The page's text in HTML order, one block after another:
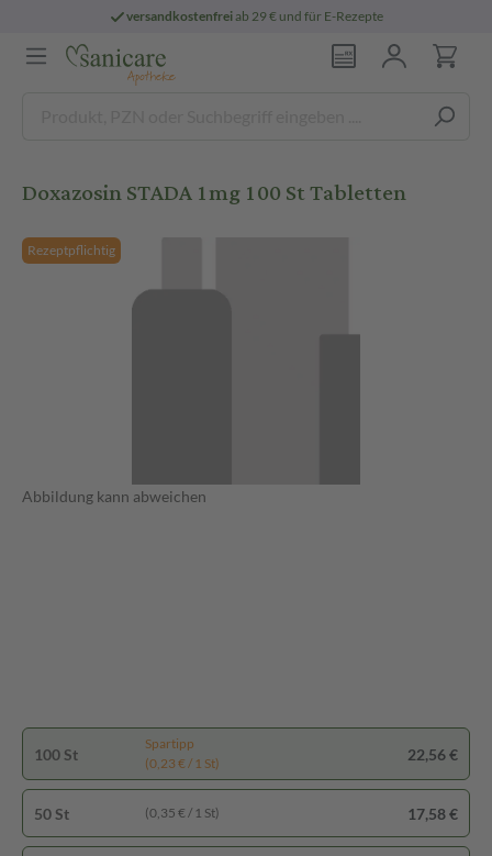
versandkostenfreiab 29 € und für E-Rezepte
Doxazosin STADA 1mg 100 St Tabletten
Rezeptpflichtig
Abbildung kann abweichen
100 St
Spartipp
(0,23 € / 1 St)
22,56 €
50 St (0,35 € / 1 St) 17,58 €